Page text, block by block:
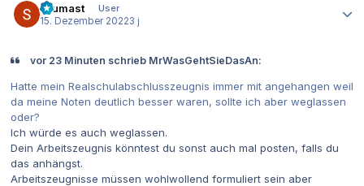
Leumast
User
15. Dezember 20223 j
vor 23 Minuten schrieb MrWasGehtSieDasAn:
Hatte mein Realschulabschlusszeugnis immer mit angehangen weil
da meine Noten deutlich besser waren, sollte ich aber weglassen
oder?
Ich würde es auch weglassen.
Dein Arbeitszeugnis könntest du sonst auch mal posten, falls du
das anhängst.
Arbeitszeugnisse müssen wohlwollend formuliert sein aber